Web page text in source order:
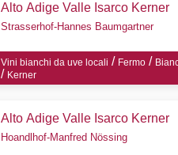
Alto Adige Valle Isarco Kerner
Strasserhof-Hannes Baumgartner
Vini bianchi da uve locali / Fermo/
/ Kerner
Alto Adige Valle Isarco Kerner
Hoandlhof-Manfred Nössing